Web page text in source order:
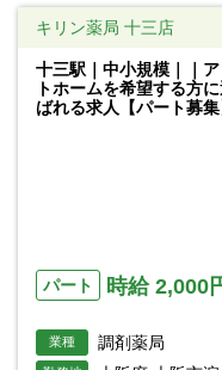
キリン薬局 十三店
十三駅｜中小規模｜｜ア
トホームを希望する方
ばれる求人【パート募集
パート 時給 2,000
業種 調剤薬局